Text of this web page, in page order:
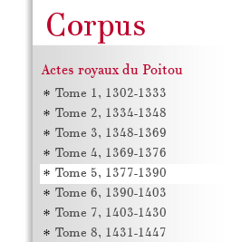
Actes royaux du Poitou
Tome 1, 1302-1333
Tome 2, 1334-1348
Tome 3, 1348-1369
Tome 4, 1369-1376
Tome 5, 1377-1390
Tome 6, 1390-1403
Tome 7, 1403-1430
Tome 8, 1431-1447